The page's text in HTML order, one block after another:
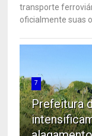
transporte
oficialmente suas
7
Prefeitura